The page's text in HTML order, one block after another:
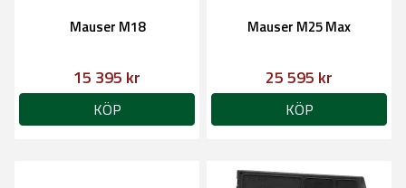
Mauser M18
15 395 kr
KÖP
Mauser M25 Max
25 595 kr
KÖP